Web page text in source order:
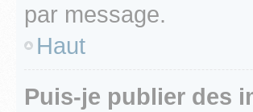
par message.
Haut
Puis-je publier des